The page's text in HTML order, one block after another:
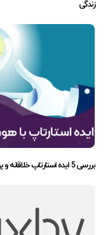
زندگی
بررسی 5 ایده استارتاپ خلاقانه و پول‌ساز با هوش مصنوعی